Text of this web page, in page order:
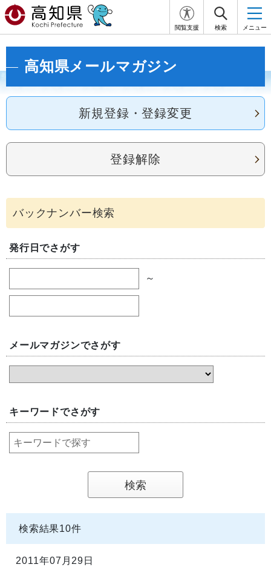
閲覧支援 検索 メニュー
高知県メールマガジン
新規登録・登録変更
登録解除
発行日でさがす
～
メールマガジンでさがす
キーワードでさがす
検索結果10件
2011年07月29日